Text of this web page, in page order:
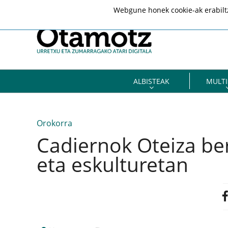
ALBISTEAK
Orokorra
Cadiernok Oteiza
eta eskulturetan
Webgune honek cookie-ak